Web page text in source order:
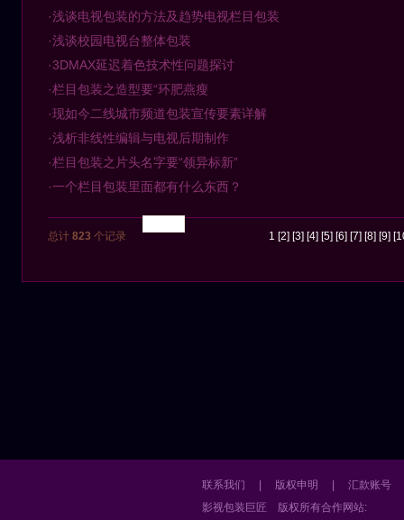
·浅谈电视包装的方法及趋势电视栏目包装
·浅谈校园电视台整体包装
·3DMAX延迟着色技术性问题探讨
·栏目包装之造型要“环肥燕瘦
·现如今二线城市频道包装宣传要素详解
·浅析非线性编辑与电视后期制作
·栏目包装之片头名字要“领异标新”
·一个栏目包装里面都有什么东西？
总计 823 个记录 1 [2] [3] [4] [5] [6] [7] [8] [9]
联系我们 版权申明 汇款账号
影视包装巨匠
版权所有合作网站: